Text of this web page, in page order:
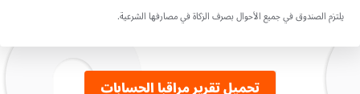
يلتزم الصندوق في جميع الأحوال بصرف الزكاة في مصارفها الشرعية.
تحميل تقرير مراقبا الحسابات